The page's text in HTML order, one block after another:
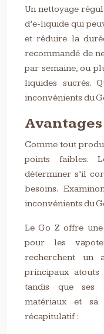
Un nettoyage
d’e-liquide qui
et réduire la
recommandé de
par semaine, ou
liquides sucrés.
inconvénients du
Comme tout
points faibles.
déterminer s’il
besoins.
inconvénients du
Le Go Z offre
pour les
recherchent un
principaux
tandis que ses
matériaux et sa
récapitulatif :